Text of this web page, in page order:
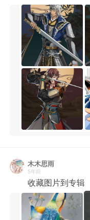
木木思雨
5年前
收藏图片到专辑